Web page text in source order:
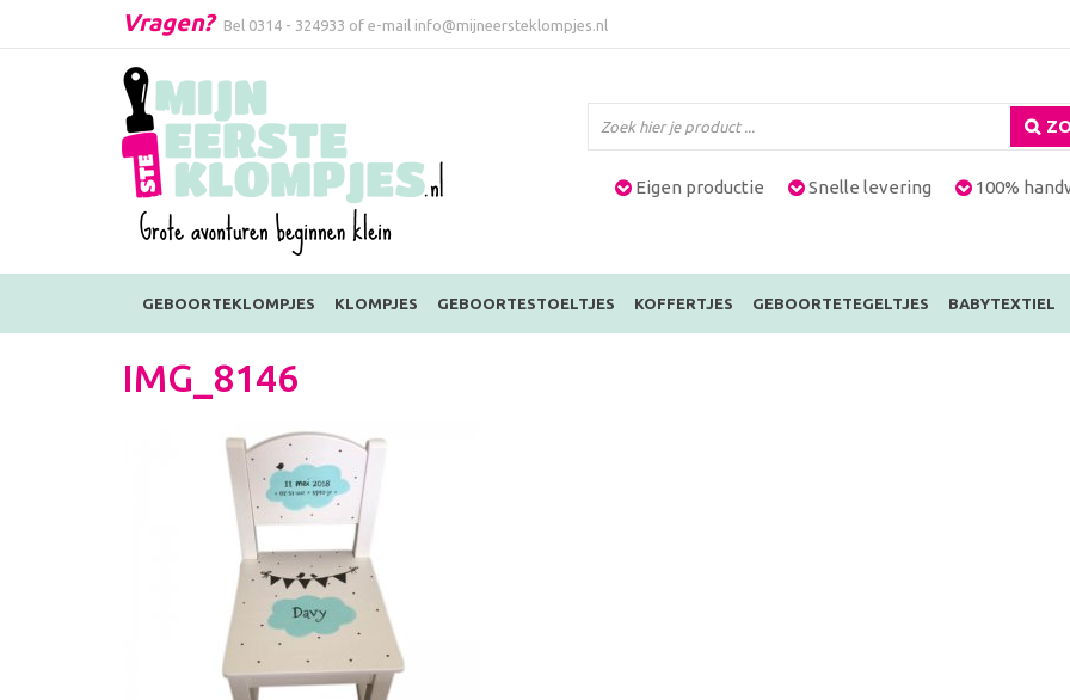
Vragen? Bel 0314 - 324933 of e-mail info@mijneersteklompjes.nl
Eigen productie Snelle levering 100%
GEBOORTEKLOMPJES KLOMPJES GEBOORTESTOELTJES KOFFERTJES GEBOORTETEGELTJES BABYTEXTIEL
IMG_8146